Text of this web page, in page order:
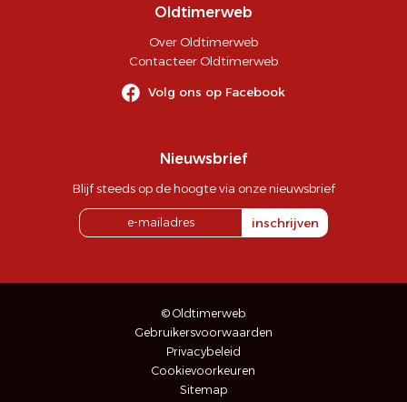
Oldtimerweb
Over Oldtimerweb
Contacteer Oldtimerweb
Volg ons op Facebook
Nieuwsbrief
Blijf steeds op de hoogte via onze nieuwsbrief
inschrijven
© Oldtimerweb
Gebruikersvoorwaarden
Privacybeleid
Cookievoorkeuren
Sitemap